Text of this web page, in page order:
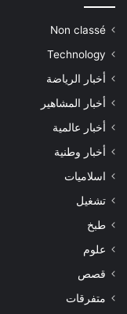
Non classé
Technology
أخبار الرياضة
أخبار المشاهير
أخبار عالمية
أخبار وطنية
اسلاميات
تشغيل
طبخ
علوم
قصص
متفرقات